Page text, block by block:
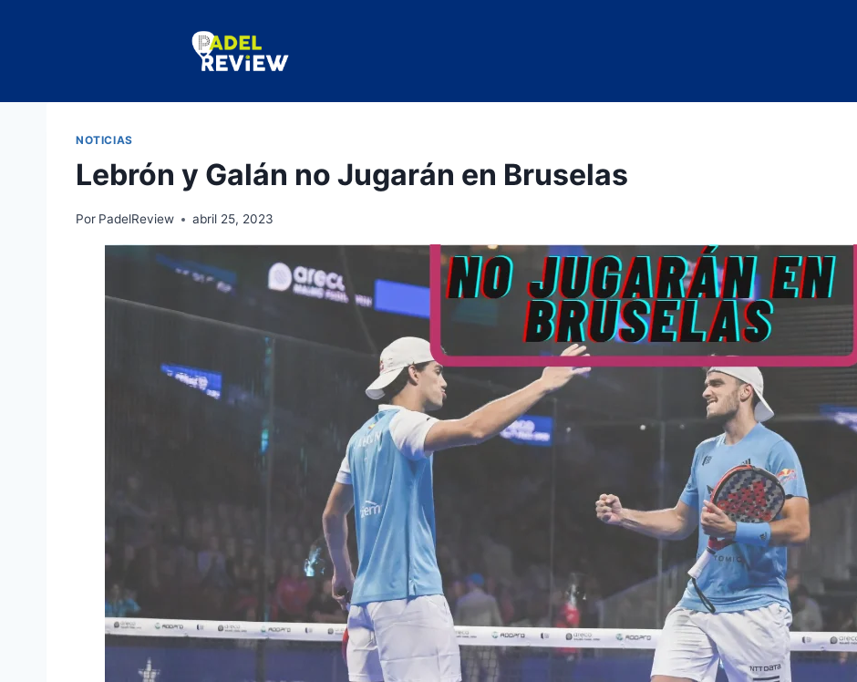
NOTICIAS
Lebrón y Galán no Jugarán en Bruselas
Por PadelReview abril 25, 2023